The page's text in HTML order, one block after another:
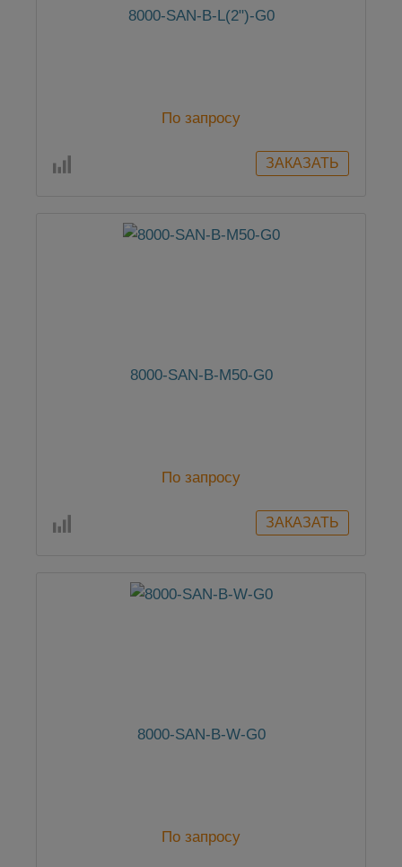
8000-SAN-B-L(2")-G0
По запросу
8000-SAN-B-M50-G0
По запросу
8000-SAN-B-W-G0
По запросу